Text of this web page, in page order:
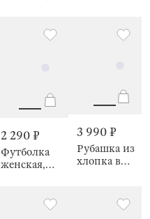
2 290 ₽
Футболка
женская,
3 990 ₽
Рубашка из
хлопка в